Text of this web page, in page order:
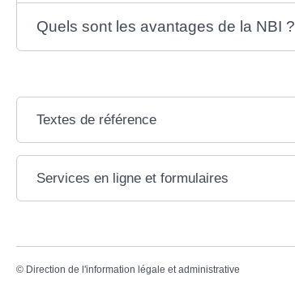
Quels sont les avantages de la NBI ?
Textes de référence
Services en ligne et formulaires
© Direction de l'information légale et administrative